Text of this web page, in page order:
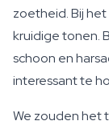
zoetheid. Bij
kruidige tonen.
schoon en
interessant te
We zouden het